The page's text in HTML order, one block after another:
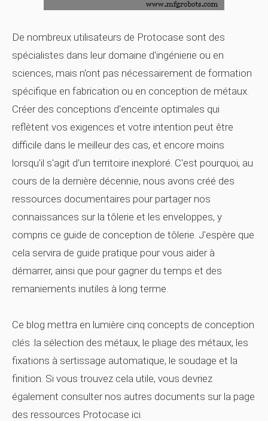
De nombreux utilisateurs de Protocase sont des
spécialistes dans leur domaine d'ingénierie ou en
sciences, mais n'ont pas nécessairement de formation
spécifique en fabrication ou en conception de métaux.
Créer des conceptions d'enceinte optimales qui
reflètent vos exigences et votre intention peut être
difficile dans le meilleur des cas, et encore moins
lorsqu'il s'agit d'un territoire inexploré. C'est pourquoi, au
cours de la dernière décennie, nous avons créé des
ressources documentaires pour partager nos
connaissances sur la tôlerie et les enveloppes, y
compris ce guide de conception de tôlerie. J'espère que
cela servira de guide pratique pour vous aider à
démarrer, ainsi que pour gagner du temps et des
remaniements inutiles à long terme.
Ce blog mettra en lumière cinq concepts de conception
clés :la sélection des métaux, le pliage des métaux, les
fixations à sertissage automatique, le soudage et la
finition. Si vous trouvez cela utile, vous devriez
également consulter nos autres documents sur la page
des ressources Protocase ici.